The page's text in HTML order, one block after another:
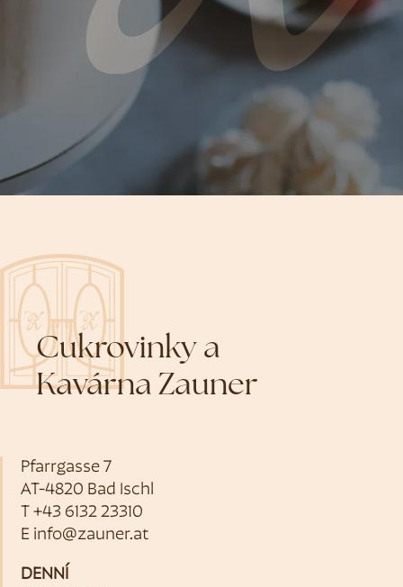
Cukrovinky a
Kavárna Zauner
Pfarrgasse 7
AT-4820 Bad Ischl
T +43 6132 23310
E info@zauner.at
DENNÍ